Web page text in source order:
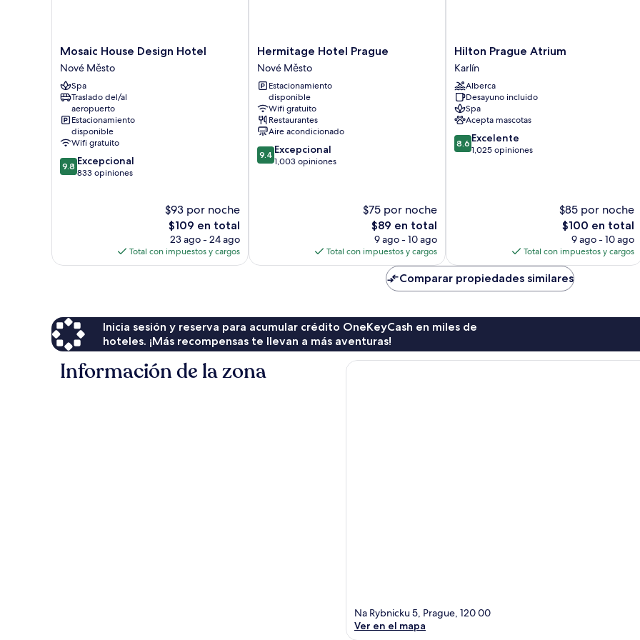
Mosaic
House
Design
Hotel
Nové
Město
Mosaic House Design Hotel
Nové Město
Spa
Traslado del/al
aeropuerto
Estacionamiento
disponible
Wifi gratuito
9.8
de
9.8 Excepcional
833 opiniones
$93 por noche
El
precio
actual
es
$109 en total
23 ago - 24 ago
Total con impuestos y cargos
Hermitage
Hotel
Prague
Nové
Město
Hermitage Hotel Prague
Nové Město
Estacionamiento
disponible
Wifi gratuito
Restaurantes
Aire acondicionado
9.4
de
9.4 Excepcional
1,003 opiniones
$75 por noche
El
precio
actual
es
$89
$89 en total
9 ago - 10 ago
Total con impuestos y cargos
Hilton
Prague
Atrium
Karlín
Hilton Prague Atrium
Karlín
Alberca
Desayuno incluido
Spa
Acepta mascotas
8.6
de
8.6 Excelente
1,025 opiniones
$85 por noche
El
precio
actual
es
de
$100
$100 en total
9 ago - 10 ago
Total con impuestos y cargos
Comparar propiedades similares
Inicia sesión y reserva para acumular crédito OneKeyCash en miles de
hoteles. ¡Más recompensas te llevan a más aventuras!
Información de la zona
Na Rybnicku 5, Prague, 120 00
Ver en el mapa